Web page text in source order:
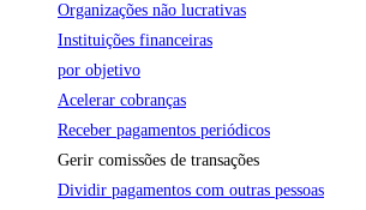
Organizações não lucrativas
Instituições financeiras
por objetivo
Acelerar cobranças
Receber pagamentos periódicos
Gerir comissões de transações
Dividir pagamentos com outras pessoas